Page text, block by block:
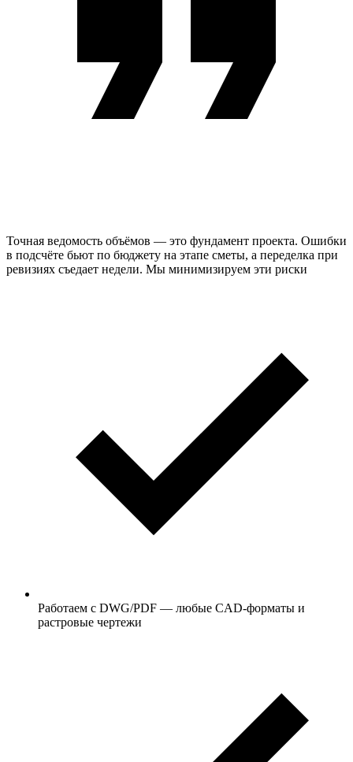
Точная ведомость объёмов — это фундамент проекта. Ошибки
в подсчёте бьют по бюджету на этапе сметы, а переделка при
ревизиях съедает недели. Мы минимизируем эти риски
Работаем с DWG/PDF — любые CAD-форматы и
растровые чертежи